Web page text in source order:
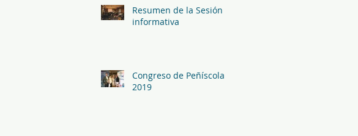
Resumen de la Sesión
informativa
Congreso de Peñíscola
2019